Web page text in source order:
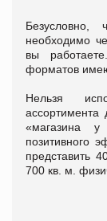
Безусловно,
необходимо
вы
форматов
Нельзя
ассортимента
«магазина
позитивного
представить
700 кв. м.